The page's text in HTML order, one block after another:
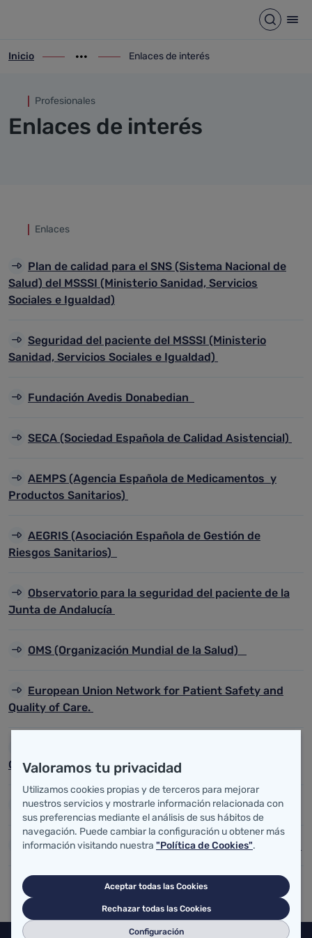
Abrir
ir-a inicio
Inicio
Mostrar opciones del camino de migas
ir-a Enlaces de interés
Enlaces de interés
Profesionales
Enlaces de interés
Enlaces
Plan de calidad para el SNS (Sistema Nacional de
Salud) del MSSSI (Ministerio Sanidad, Servicios
Sociales e Igualdad)
Seguridad del paciente del MSSSI (Ministerio
Sanidad, Servicios Sociales e Igualdad)
Fundación Avedis Donabedian
SECA (Sociedad Española de Calidad Asistencial)
AEMPS (Agencia Española de Medicamentos y
Productos Sanitarios)
AEGRIS (Asociación Española de Gestión de
Riesgos Sanitarios)
Observatorio para la seguridad del paciente de la
Junta de Andalucía
OMS (Organización Mundial de la Salud)
European Union Network for Patient Safety and
Quality of Care.
Organisations.
National Patient Safety Agency
AHRQ (Agency for Healthcare Research & Quality )
Valoramos tu privacidad
Utilizamos cookies propias y de terceros para mejorar
nuestros servicios y mostrarle información relacionada con
sus preferencias mediante el análisis de sus hábitos de
navegación. Puede cambiar la configuración u obtener más
información visitando nuestra "Política de Cookies".
Aceptar todas las Cookies
Rechazar todas las Cookies
Configuración